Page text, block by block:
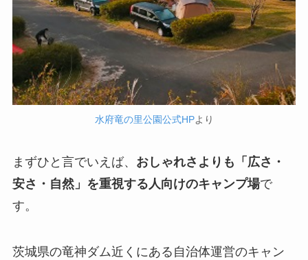
水府竜の里公園公式HPより
まずひと言でいえば、 おしゃれさよりも「広さ・
安さ・自然」を重視する人向けのキャンプ場で
す。
茨城県の竜神ダム近くにある自治体運営のキャン